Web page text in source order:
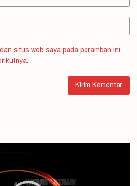
situs web saya pada peramban ini